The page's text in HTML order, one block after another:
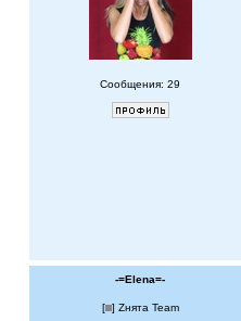
Сообщения: 29
-=Elena=-
[ ] Zнята Team